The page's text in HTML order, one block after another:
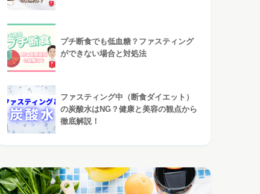
プチ断食でも低血糖？ファスティング
ができない場合と対処法
ファスティング中（断食ダイエット）
の炭酸水はNG？健康と美容の観点から
徹底解説！